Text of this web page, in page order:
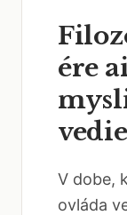
ére
V dobe,
ovláda